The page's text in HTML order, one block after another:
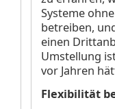
Systeme
betreiben,
einen
Umstellung
vor Jahren
Flexibilität